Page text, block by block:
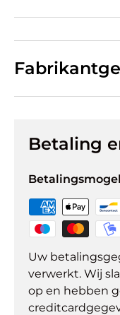
Betaling
Uw
verwerkt. Wij
op en hebben